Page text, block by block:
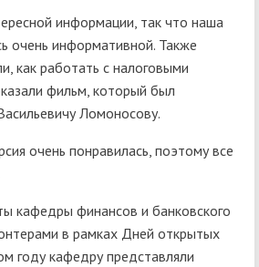
информации, так что наша
очень информативной. Также
как работать с налоговыми
фильм, который был
Ломоносову.
очень понравилась, поэтому все
кафедры финансов и банковского
в рамках Дней открытых
году кафедру представляли